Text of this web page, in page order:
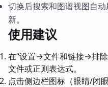
切换后搜索和图谱视图自
新。
使用建议
在“设置→文件和链接→排除
文件或正则表达式。
点击侧边栏图标（眼睛/闭